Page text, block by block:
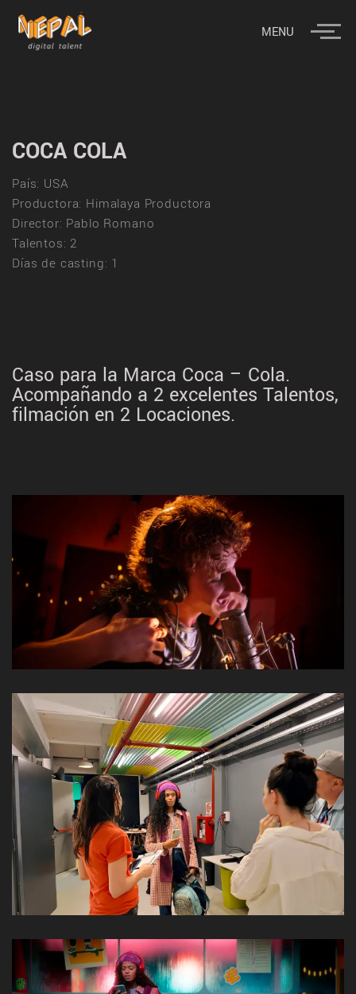
MENU
COCA COLA
País: USA
Productora: Himalaya Productora
Director: Pablo Romano
Talentos: 2
Días de casting: 1
Caso para la Marca Coca – Cola.
Acompañando a 2 excelentes Talentos,
filmación en 2 Locaciones.